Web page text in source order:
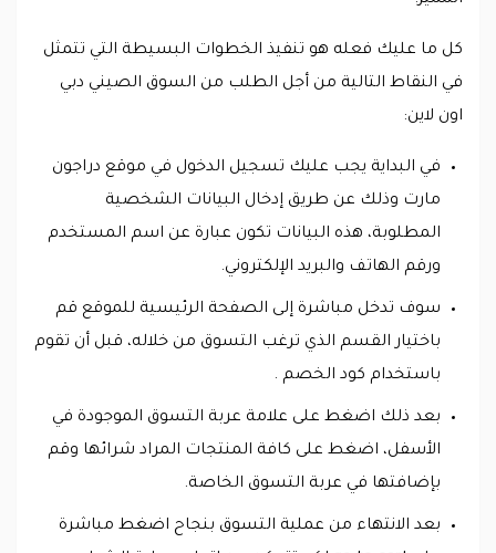
كل ما عليك فعله هو تنفيذ الخطوات البسيطة التي تتمثل
في النقاط التالية من أجل الطلب من السوق الصيني دبي
اون لاين:
في البداية يجب عليك تسجيل الدخول في موقع دراجون
مارت وذلك عن طريق إدخال البيانات الشخصية
المطلوبة، هذه البيانات تكون عبارة عن اسم المستخدم
ورقم الهاتف والبريد الإلكتروني.
سوف تدخل مباشرة إلى الصفحة الرئيسية للموقع قم
باختيار القسم الذي ترغب التسوق من خلاله، قبل أن تقوم
باستخدام كود الخصم .
بعد ذلك اضغط على علامة عربة التسوق الموجودة في
الأسفل، اضغط على كافة المنتجات المراد شرائها وقم
بإضافتها في عربة التسوق الخاصة.
بعد الانتهاء من عملية التسوق بنجاح اضغط مباشرة